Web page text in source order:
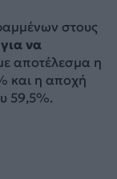
στους
να
αποτέλεσμα η
και η αποχή
59,5%.